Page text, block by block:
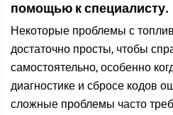
помощью к специалисту.
Некоторые проблемы с
достаточно просты, чтобы
самостоятельно, особенно
диагностике и сбросе кодов
сложные проблемы часто